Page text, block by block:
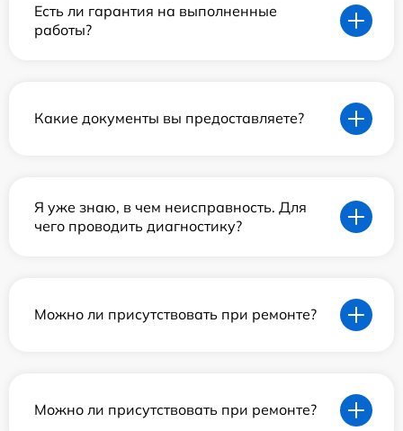
Есть ли гарантия на выполненные
работы?
Какие документы вы предоставляете?
Я уже знаю, в чем неисправность. Для
чего проводить диагностику?
Можно ли присутствовать при ремонте?
Можно ли присутствовать при ремонте?